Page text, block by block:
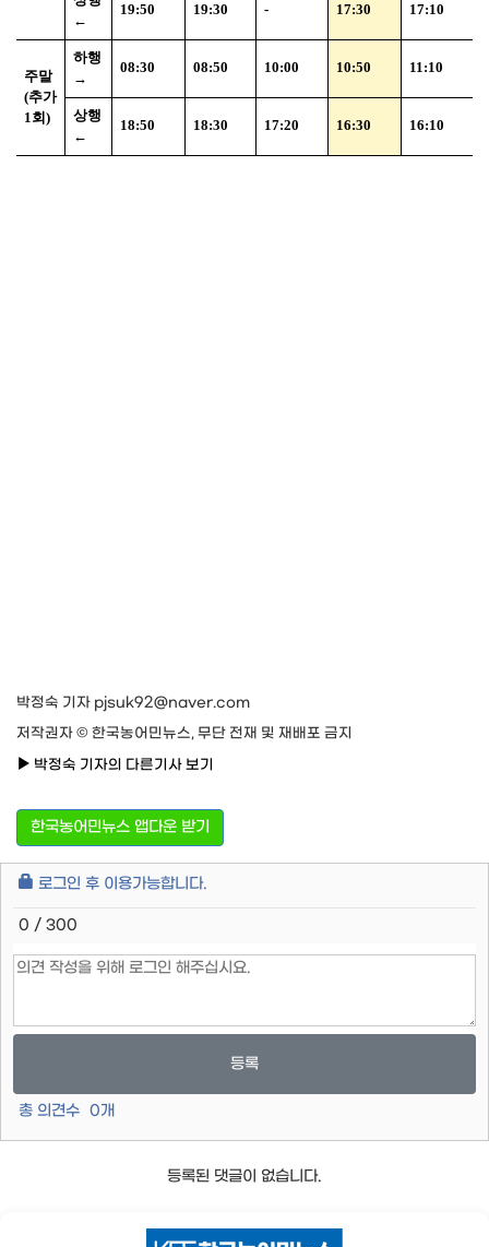
←
19:50 19:30 - 17:30 17:10
주말
(추가
1회 )
하행
→
08:30 08:50 10:00 10:50 11:10
상행
←
18:50 18:30 17:20 16:30 16:10
박정숙 기자 pjsuk92@naver.com
저작권자 © 한국농어민뉴스, 무단 전재 및 재배포 금지
박정숙 기자의 다른기사 보기
한국농어민뉴스 앱다운 받기
로그인 후 이용가능합니다.
0 / 300
등록
총 의견수 0개
등록된 댓글이 없습니다.